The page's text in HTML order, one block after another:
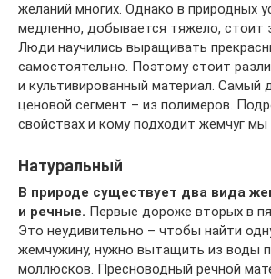
желаний многих. Однако в природных
медленно, добывается тяжело, стоит
Люди научились выращивать
самостоятельно. Поэтому стоит
и культивированный материал. Самый
ценовой сегмент – из полимеров.
свойствах и кому подходит жемчуг мы
Натуральный
В природе существует два вида
и речные. Первые дороже вторых в
Это неудивительно – чтобы найти
жемчужину, нужно вытащить из воды
моллюсков. Пресноводный речной